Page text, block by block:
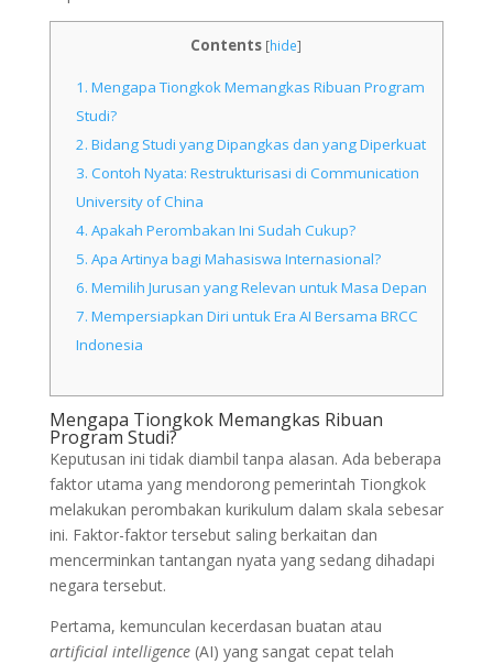
Contents [hide]
1. Mengapa Tiongkok Memangkas Ribuan Program
Studi?
2. Bidang Studi yang Dipangkas dan yang Diperkuat
3. Contoh Nyata: Restrukturisasi di Communication
University of China
4. Apakah Perombakan Ini Sudah Cukup?
5. Apa Artinya bagi Mahasiswa Internasional?
6. Memilih Jurusan yang Relevan untuk Masa Depan
7. Mempersiapkan Diri untuk Era AI Bersama BRCC
Indonesia
Mengapa Tiongkok Memangkas Ribuan
Program Studi?
Keputusan ini tidak diambil tanpa alasan. Ada beberapa
faktor utama yang mendorong pemerintah Tiongkok
melakukan perombakan kurikulum dalam skala sebesar
ini. Faktor-faktor tersebut saling berkaitan dan
mencerminkan tantangan nyata yang sedang dihadapi
negara tersebut.
Pertama, kemunculan kecerdasan buatan atau
artificial intelligence(AI) yang sangat cepat telah